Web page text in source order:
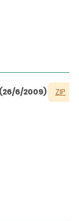
(26/6/2009) ZIP